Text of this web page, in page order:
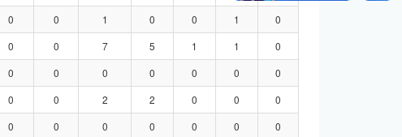
0 0 1 0 0 1
0
0 0 7 5 1 1
0
0 0 0 0 0 0
0
0 0 2 2 0 0
0
0 0 0 0 0 0
0